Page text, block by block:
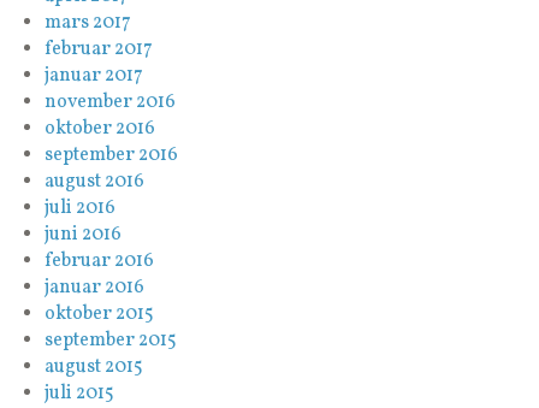
mars 2017
februar 2017
januar 2017
november 2016
oktober 2016
september 2016
august 2016
juli 2016
juni 2016
februar 2016
januar 2016
oktober 2015
september 2015
august 2015
juli 2015